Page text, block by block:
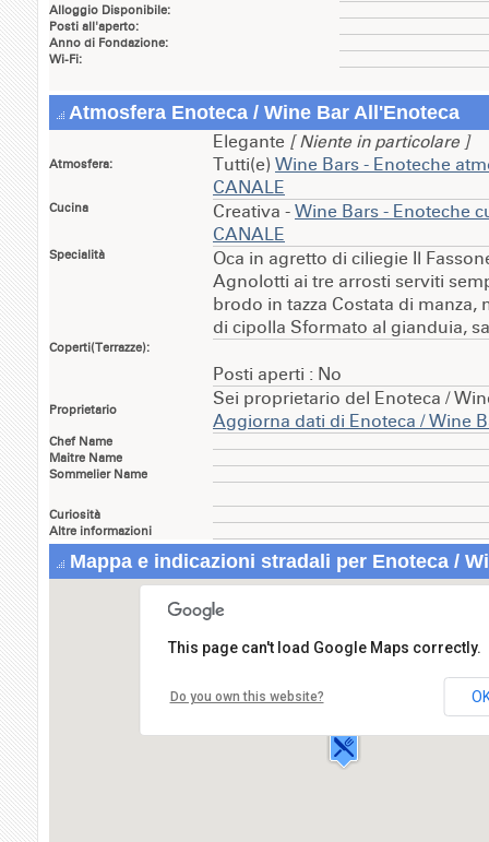
Alloggio Disponibile:
Posti all'aperto:
Anno di Fondazione:
Wi-Fi:
Atmosfera Enoteca / Wine Bar All'Enoteca
Atmosfera:
Elegante [ Niente in particolare ]
Tutti(e) Wine Bars - Enoteche
CANALE
Cucina Creativa - Wine Bars - Enoteche
CANALE
Specialità
Oca in agretto di ciliegie Il
Agnolotti ai tre arrosti serviti
brodo in tazza Costata di
di cipolla Sformato al gianduia,
Coperti(Terrazze):
Posti aperti : No
Proprietario
Sei proprietario del Enoteca /
Aggiorna dati di Enoteca / Wine
Chef Name
Maitre Name
Sommelier Name
Curiosità
Altre informazioni
Mappa e indicazioni stradali per Enoteca /
Enoteca / Wine Bar All'Enoteca
Via Roma,57
12043 CANALE
This page can't load Google Maps correctly.
Do you own this website?